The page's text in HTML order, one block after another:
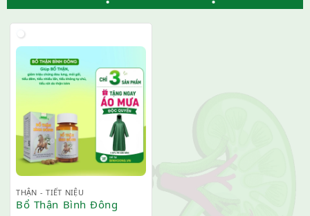
THẬN - TIẾT NIỆU
Bổ Thận Bình Đông